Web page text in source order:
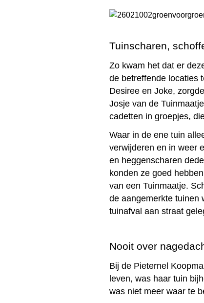
Tuinscharen,
Zo kwam het dat er
de betreffende locaties
Desiree en Joke,
Josje van de
cadetten in groepjes,
Waar in de ene tuin
verwijderen en in weer
en heggenscharen
konden ze goed
van een Tuinmaatje.
de aangemerkte tuinen
tuinafval aan straat
Nooit over
Bij de Pieternel
leven, was haar tuin
was niet meer waar te